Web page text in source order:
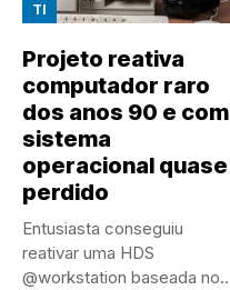
TI
Projeto reativa
computador raro
dos anos 90 e com
sistema
operacional quase
perdido
Entusiasta conseguiu
reativar uma HDS
@workstation baseada no